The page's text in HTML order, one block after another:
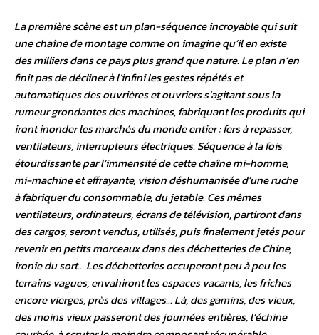
La première scène est un plan-séquence incroyable qui suit
une chaîne de montage comme on imagine qu’il en existe
des milliers dans ce pays plus grand que nature. Le plan n’en
finit pas de décliner à l’infini les gestes répétés et
automatiques des ouvrières et ouvriers s’agitant sous la
rumeur grondantes des machines, fabriquant les produits qui
iront inonder les marchés du monde entier : fers à repasser,
ventilateurs, interrupteurs électriques. Séquence à la fois
étourdissante par l’immensité de cette chaîne mi-homme,
mi-machine et effrayante, vision déshumanisée d’une ruche
à fabriquer du consommable, du jetable. Ces mêmes
ventilateurs, ordinateurs, écrans de télévision, partiront dans
des cargos, seront vendus, utilisés, puis finalement jetés pour
revenir en petits morceaux dans des déchetteries de Chine,
ironie du sort… Les déchetteries occuperont peu à peu les
terrains vagues, envahiront les espaces vacants, les friches
encore vierges, près des villages… Là, des gamins, des vieux,
des moins vieux passeront des journées entières, l’échine